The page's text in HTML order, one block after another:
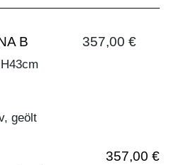
B 357,00 €
geölt
357,00 €